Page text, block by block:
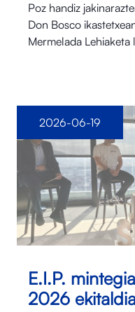
Poz handiz
Don Bosco
Mermelada Lehiaketa
E.I.P.
2026
2026-06-19